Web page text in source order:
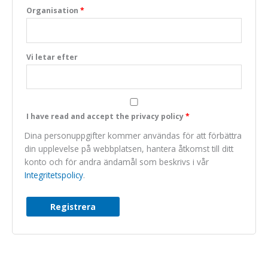
Organisation *
Vi letar efter
I have read and accept the privacy policy*
Dina personuppgifter kommer användas för att förbättra
din upplevelse på webbplatsen, hantera åtkomst till ditt
konto och för andra ändamål som beskrivs i vår
Integritetspolicy.
Registrera
Marknadsföring
this one.